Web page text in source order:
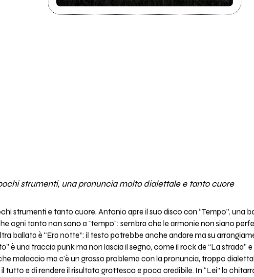
strumenti, una pronuncia molto dialettale e tanto cuore
strumenti e tanto cuore, Antonio apre il suo disco con “Tempo”, una
ogni tanto non sono a "tempo": sembra che le armonie non siano
ballata è “Era notte”: il testo potrebbe anche andare ma su
è una traccia punk ma non lascia il segno, come il rock de “La strada”
malaccio ma c'è un grosso problema con la pronuncia, troppo
tutto e di rendere il risultato grottesco e poco credibile. In “Lei” la